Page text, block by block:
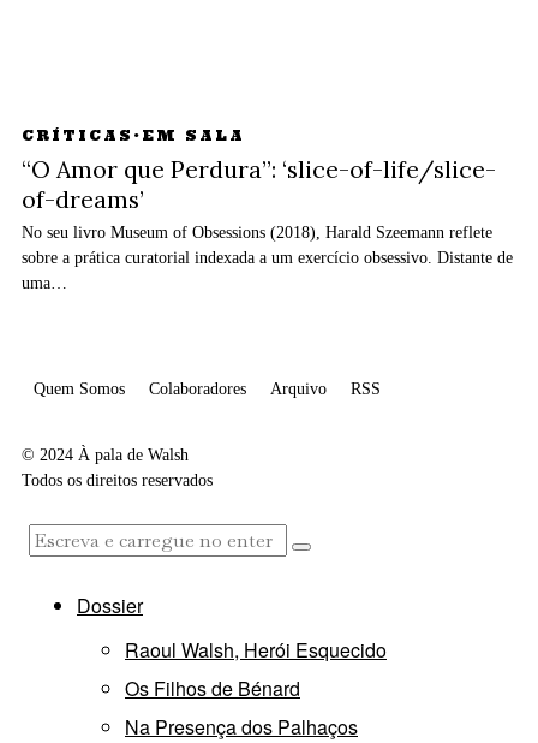
CRÍTICAS · EM SALA
“O Amor que Perdura”: ‘slice-of-life/slice-
of-dreams’
No seu livro Museum of Obsessions (2018), Harald Szeemann reflete
sobre a prática curatorial indexada a um exercício obsessivo. Distante de
uma…
Quem Somos Colaboradores Arquivo RSS
© 2024 À pala de Walsh
Todos os direitos reservados
Dossier
Raoul Walsh, Herói Esquecido
Os Filhos de Bénard
Na Presença dos Palhaços